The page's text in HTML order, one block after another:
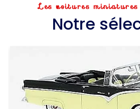
Les voitures
Notre